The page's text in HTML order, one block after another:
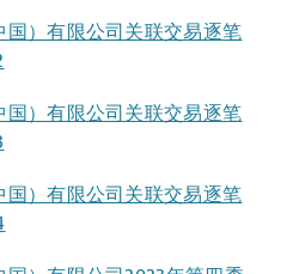
国）有限公司关联交易逐笔
国）有限公司关联交易逐笔
国）有限公司关联交易逐笔